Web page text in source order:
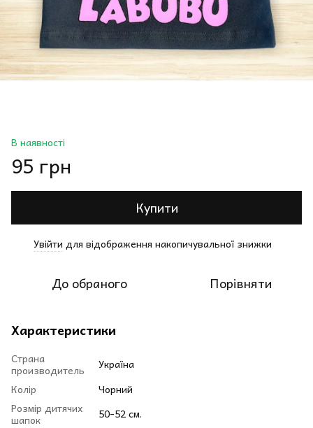
В наявності
95 грн
Купити
Увійти для відображення накопичувальної знижки
До обраного Порівняти
Характеристики
Страна
производитель
Україна
Колір
Чорний
Розмір дитячих
шапок
50-52 см.